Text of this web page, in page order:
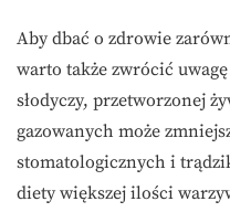
Aby dbać o zdrowie
warto także zwrócić
słodyczy, przetworzonej
gazowanych może
stomatologicznych i
diety większej ilości